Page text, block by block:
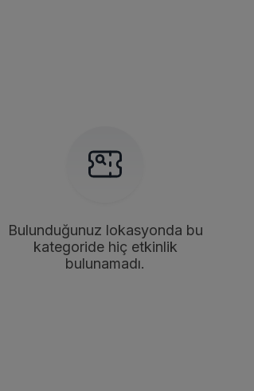
Bulunduğunuz lokasyonda bu
kategoride hiç etkinlik
bulunamadı.